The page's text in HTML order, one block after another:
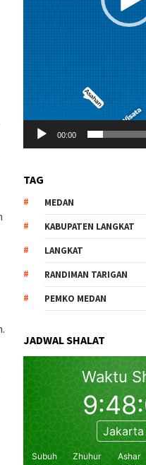
00:00
TAG
MEDAN
KABUPATEN LANGKAT
LANGKAT
RANDIMAN TARIGAN
PEMKO MEDAN
JADWAL SHALAT